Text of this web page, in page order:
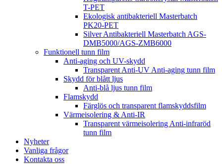
T-PET
Ekologisk antibakteriell Masterbatch
PK20-PET
Silver Antibakteriell Masterbatch AGS-
DMB5000/AGS-ZMB6000
Funktionell tunn film
Anti-aging och UV-skydd
Transparent Anti-UV Anti-aging tunn film
Skydd för blått ljus
Anti-blå ljus tunn film
Flamskydd
Färglös och transparent flamskyddsfilm
Värmeisolering & Anti-IR
Transparent värmeisolering Anti-infraröd
tunn film
Nyheter
Vanliga frågor
Kontakta oss